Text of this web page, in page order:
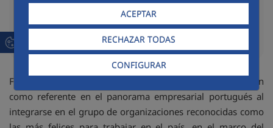
ACEPTAR
RECHAZAR TODAS
CONFIGURAR
FCC Construcción Portugal acaba de reforzar su posición
como referente en el panorama empresarial portugués al
integrarse en el grupo de organizaciones reconocidas como